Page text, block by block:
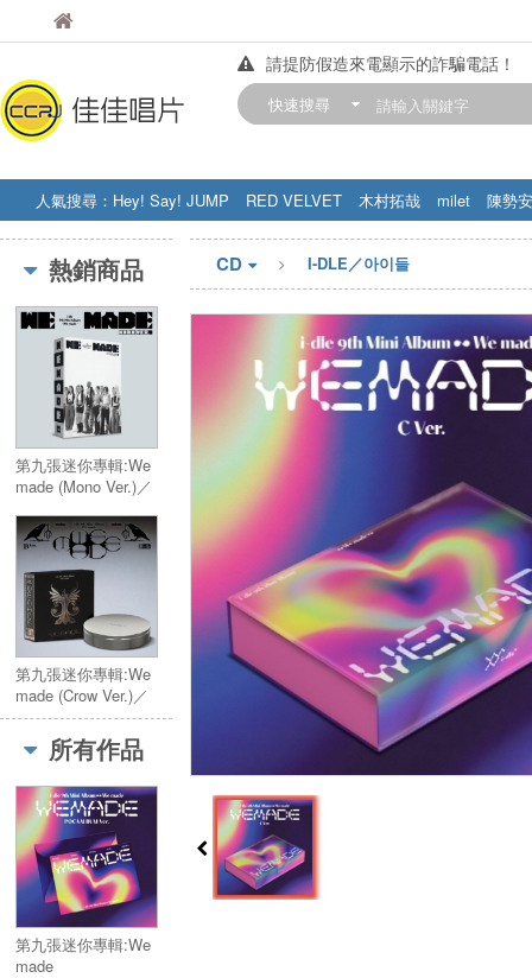
佳佳唱片
請提防假造來電顯示的詐騙電話！
【中華門市營業時間調整公告】
快速搜尋
人氣搜尋： Hey! Say! JUMP RED VELVET 木村拓哉 milet
陳勢安
STRAY KIDS
盧廣仲 周杰伦
熱銷商品
第九張迷你專輯:We
made (Mono Ver.)／
made (Mono Ver.)
第九張迷你專輯:We
made (Crow Ver.)／
9th Mini Album:We
made (Crow Ver.)
所有作品
第九張迷你專輯:We
made
CD I-DLE／아이들